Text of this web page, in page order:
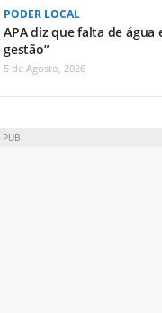
PODER LOCAL
APA diz que falta de
gestão”
5 de Agosto, 2026
PUB